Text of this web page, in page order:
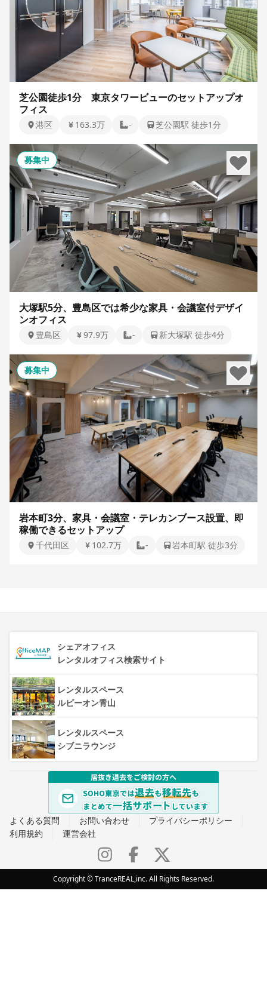
芝公園徒歩1分 東京タワービューのセットアップオ
フィス
港区 163.3万 - 芝公園駅 徒歩1分
募集中
大塚駅5分、豊島区では希少な家具・会議室付デザイ
ンオフィス
豊島区 97.9万 - 新大塚駅 徒歩4分
募集中
岩本町3分、家具・会議室・テレカンブース設置、即
稼働できるセットアップ
千代田区 102.7万 - 岩本町駅 徒歩3分
シェアオフィス
レンタルオフィス検索サイト
レンタルスペース
ルビーオン青山
レンタルスペース
シブニラウンジ
よくある質問 お問い合わせ
プライバシーポリシー
利用規約
運営会社
Copyright © TranceREAL,inc. All Rights Reserved.